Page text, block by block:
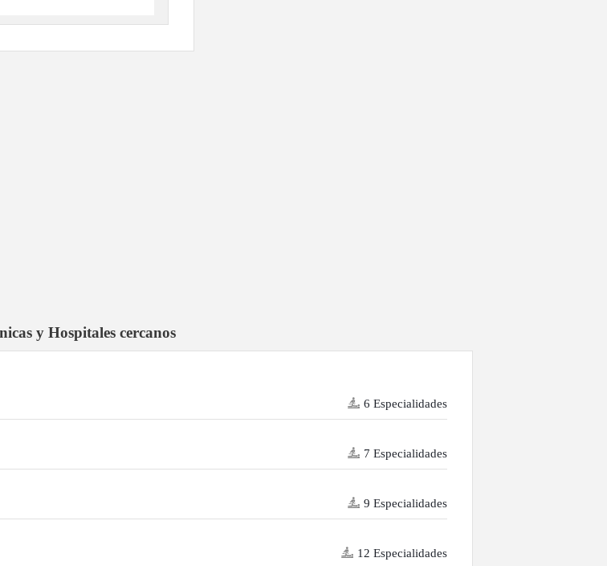
y Hospitales cercanos
6 Especialidades
7 Especialidades
9 Especialidades
12 Especialidades